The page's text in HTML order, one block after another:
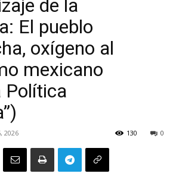
de la
El pueblo
oxígeno al
mexicano
Política
2026 0
130